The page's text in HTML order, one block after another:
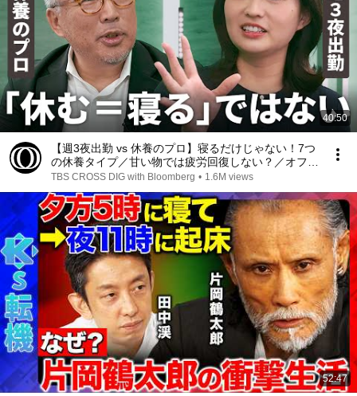
40:50
【週3夜出勤 vs 休養のプロ】寝るだけじゃない！7つ
の休養タイプ／甘い物では疲労回復しない？／オフを
管理しない日本人【篠原梨菜】【Human Insight】
TBS CROSS DIG with Bloomberg • 1.6M views
52:47